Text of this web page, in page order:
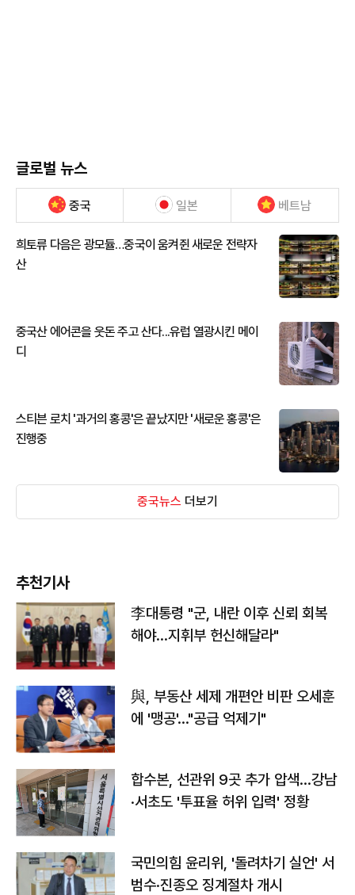
글로벌 뉴스
중국 일본 베트남
희토류 다음은 광모듈…중국이 움켜쥔 새로운 전략자
산
중국산 에어콘을 웃돈 주고 산다...유럽 열광시킨 메이
디
스티븐 로치 '과거의 홍콩'은 끝났지만 '새로운 홍콩'은
진행중
중국뉴스 더보기
추천기사
李대통령 "군, 내란 이후 신뢰 회복
해야…지휘부 헌신해달라"
與, 부동산 세제 개편안 비판 오세훈
에 '맹공'…"공급 억제기"
합수본, 선관위 9곳 추가 압색…강남
·서초도 '투표율 허위 입력' 정황
국민의힘 윤리위, '돌려차기 실언' 서
범수·진종오 징계절차 개시